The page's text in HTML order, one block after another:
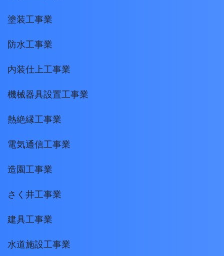
塗装工事業
防水工事業
内装仕上工事業
機械器具設置工事業
熱絶縁工事業
電気通信工事業
造園工事業
さく井工事業
建具工事業
水道施設工事業